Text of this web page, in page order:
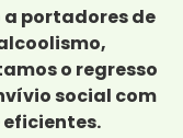
portadores de
o regresso
social com